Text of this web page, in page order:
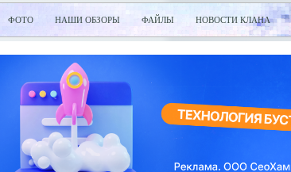
ФОТО НАШИ ОБЗОРЫ ФАЙЛЫ НОВОСТИ КЛАНА